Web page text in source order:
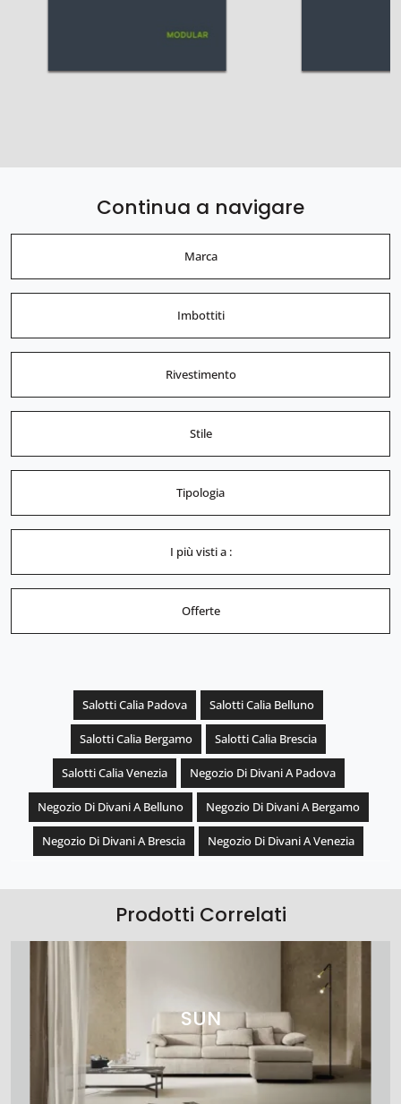
Continua a navigare
Marca
Imbottiti
Rivestimento
Stile
Tipologia
I più visti a :
Offerte
Salotti Calia Padova Salotti Calia Belluno
Salotti Calia Bergamo Salotti Calia Brescia
Salotti Calia Venezia Negozio Di Divani A Padova
Negozio Di Divani A Belluno Negozio Di Divani A Bergamo
Negozio Di Divani A Brescia Negozio Di Divani A Venezia
Prodotti Correlati
SUN